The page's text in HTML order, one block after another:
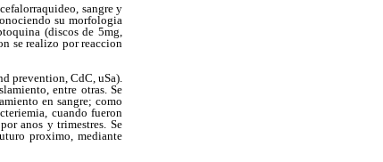
sangre y
su morfologia
(discos de 5mg,
se realizo por reaccion
prevention, CdC, uSa).
entre otras. Se
en sangre; como
cuando fueron
anos y trimestres. Se
proximo, mediante